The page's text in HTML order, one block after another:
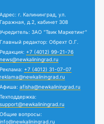
Адрес: г. Калининград, ул.
Гаражная, д.2, кабинет 308
Учредитель: ЗАО "Твик Маркетинг"
Главный редактор: Обрехт О.Г.
Редакция: +7 (4012) 99-21-76
news@newkaliningrad.ru
Реклама: +7 (4012) 31-07-07
reklama@newkaliningrad.ru
Афиша: afisha@newkaliningrad.ru
Техподдержка:
support@newkaliningrad.ru
Общие вопросы:
info@newkaliningrad.ru